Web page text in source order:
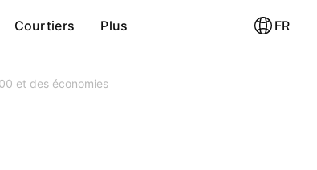
Courtiers Plus FR
et des économies